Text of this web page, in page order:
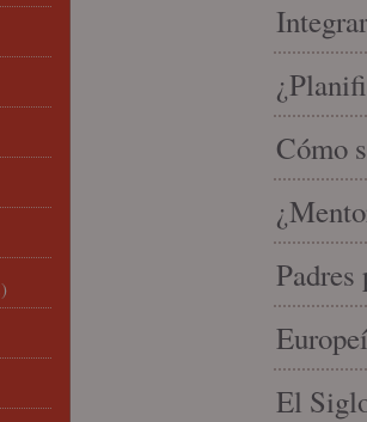
Cómo
Padres
El